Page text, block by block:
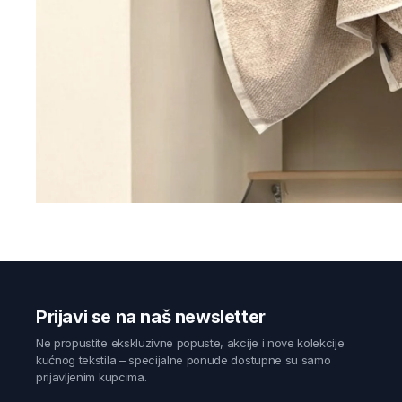
Prijavi se na naš newsletter
Ne propustite ekskluzivne popuste, akcije i nove kolekcije
kućnog tekstila – specijalne ponude dostupne su samo
prijavljenim kupcima.